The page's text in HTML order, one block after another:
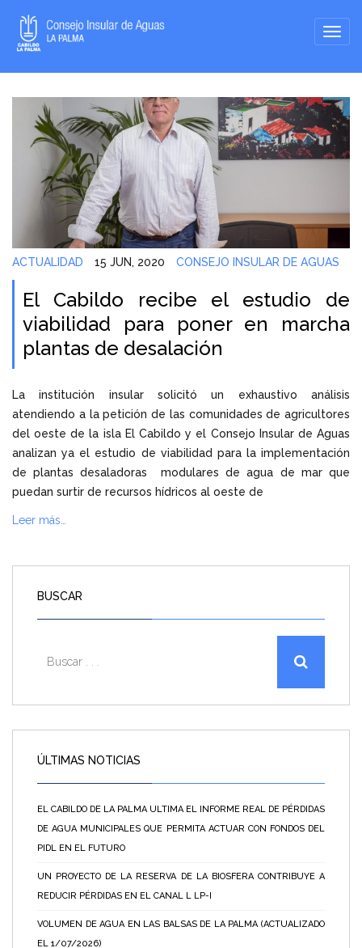
ACTUALIDAD 15 JUN, 2020 CONSEJO INSULAR DE AGUAS
El Cabildo recibe el estudio de
viabilidad para poner en marcha
plantas de desalación
La institución insular solicitó un exhaustivo análisis
atendiendo a la petición de las comunidades de agricultores
del oeste de la isla El Cabildo y el Consejo Insular de Aguas
analizan ya el estudio de viabilidad para la implementación
de plantas desaladoras modulares de agua de mar que
puedan surtir de recursos hídricos al oeste de
Leer más…
BUSCAR
ÚLTIMAS NOTICIAS
EL CABILDO DE LA PALMA ULTIMA EL INFORME REAL DE PÉRDIDAS
DE AGUA MUNICIPALES QUE PERMITA ACTUAR CON FONDOS DEL
PIDL EN EL FUTURO
UN PROYECTO DE LA RESERVA DE LA BIOSFERA CONTRIBUYE A
REDUCIR PÉRDIDAS EN EL CANAL L LP-I
VOLUMEN DE AGUA EN LAS BALSAS DE LA PALMA (ACTUALIZADO
EL 1/07/2026)